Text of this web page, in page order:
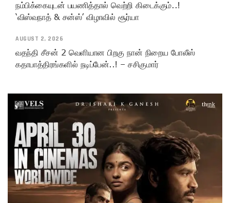
நம்பிக்கையுடன் பயணித்தால் வெற்றி கிடைக்கும்..!
‘விஸ்வநாத் & சன்ஸ்’ விழாவில் சூர்யா
AUGUST 2, 2026
வதந்தி சீசன் 2 வெளியான பிறகு நான் நிறைய போலீஸ்
கதாபாத்திரங்களில் நடிப்பேன்..! – சசிகுமார்